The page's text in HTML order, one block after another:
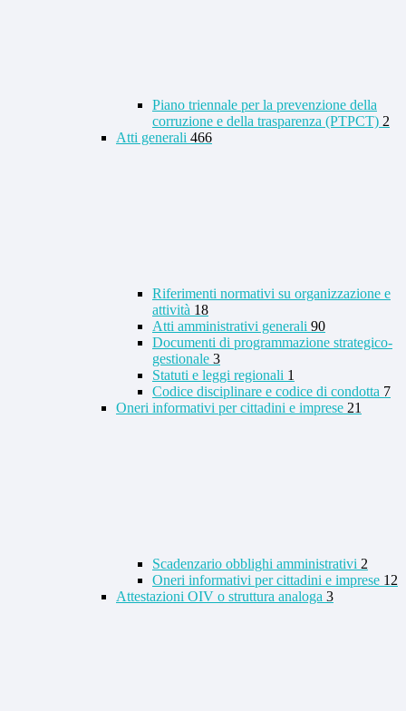
Piano triennale per la prevenzione della
corruzione e della trasparenza (PTPCT) 2
Atti generali 466
Riferimenti normativi su organizzazione e
attività 18
Atti amministrativi generali 90
Documenti di programmazione strategico-
gestionale 3
Statuti e leggi regionali 1
Codice disciplinare e codice di condotta 7
Oneri informativi per cittadini e imprese 21
Scadenzario obblighi amministrativi 2
Oneri informativi per cittadini e imprese 12
Attestazioni OIV o struttura analoga 3